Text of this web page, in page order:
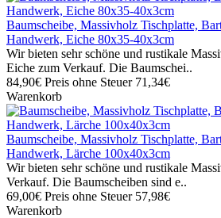
Baumscheibe, Massivholz Tischplatte,
Handwerk, Eiche 80x35-40x3cm
Wir bieten sehr schöne und rustikale
Eiche zum Verkauf. Die Baumschei..
84,90€ Preis ohne Steuer 71,34€
Warenkorb
Baumscheibe, Massivholz Tischplatte,
Handwerk, Lärche 100x40x3cm
Wir bieten sehr schöne und rustikale
Verkauf. Die Baumscheiben sind e..
69,00€ Preis ohne Steuer 57,98€
Warenkorb